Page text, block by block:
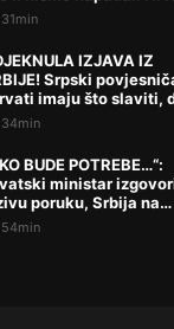
IZJAVA IZ
Srpski
imaju što slaviti,
ono što im povijesno
BUDE POTREBE…“:
ministar
poruku, Srbija na